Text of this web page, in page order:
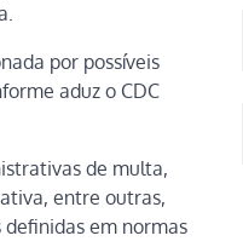
por possíveis
aduz o CDC
de multa,
entre outras,
definidas em normas